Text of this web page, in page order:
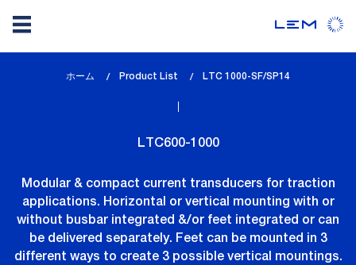
ホーム Product List
lem_current_page
LTC 1000-SF/SP14
LTC600-1000
Modular & compact current transducers for traction
applications. Horizontal or vertical mounting with or
without busbar integrated &/or feet integrated or can
be delivered separately. Feet can be mounted in 3
different ways to create 3 possible vertical mountings.